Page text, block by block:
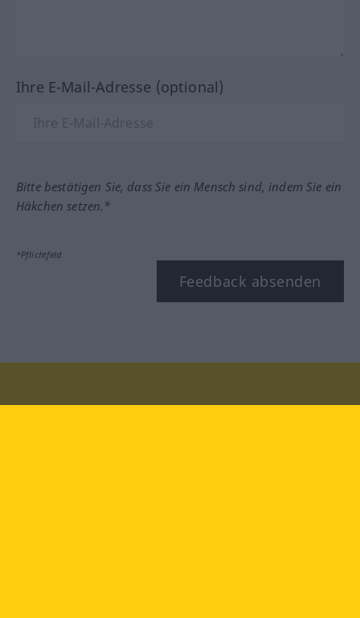
Ihre E-Mail-Adresse (optional)
Bitte bestätigen Sie, dass Sie ein Mensch sind, indem Sie ein
Häkchen setzen.*
*Pflichtfeld
Feedback absenden
Besuchen Sie uns auf: